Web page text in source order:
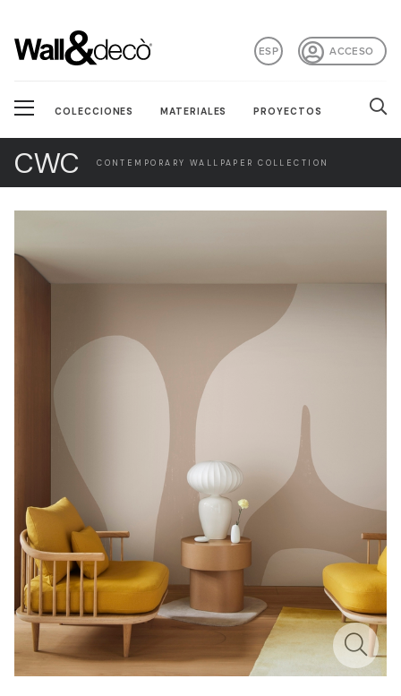
ACCESO
ESP
COLECCIONES MATERIALES PROYECTOS
CWC CONTEMPORARY WALLPAPER COLLECTION